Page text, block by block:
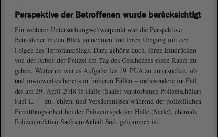
Perspektive der Betroffenen wurde berücksichtigt
Ein weiterer Untersuchungsschwerpunkt war die Perspektive
Betroffener in den Blick zu nehmen und ihren Umgang mit den
Folgen des Terroranschlags. Dazu gehörte auch, ihren Eindrücken
von der Arbeit der Polizei am Tag des Geschehens einen Raum zu
geben. Weiterhin war es Aufgabe des 19. PUA zu untersuchen, ob
und inwieweit es bereits in früheren Fällen – insbesondere im Fall
des am 29. April 2018 in Halle (Saale) verstorbenen Polizeischülers
Paul L. – zu Fehlern und Versäumnissen während der polizeilichen
Ermittlungsarbeit bei der Polizeiinspektion Halle (Saale), ehemals
Polizeidirektion Sachsen-Anhalt Süd, gekommen ist.